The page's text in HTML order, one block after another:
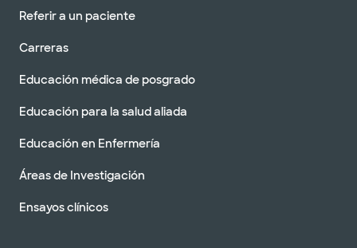
Referir a un paciente
Carreras
Educación médica de posgrado
Educación para la salud aliada
Educación en Enfermería
Áreas de Investigación
Ensayos clínicos